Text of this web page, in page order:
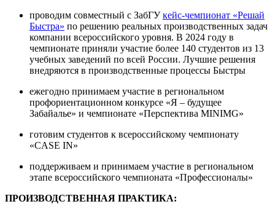
проводим совместный с ЗабГУкейс-чемпионат «Решай
Быстра» по решению реальных производственных задач
компании всероссийского уровня. В 2024 году в
чемпионате приняли участие более 140 студентов из 13
учебных заведений по всей России. Лучшие решения
внедряются в производственные процессы Быстры
ежегодно принимаем участие в региональном
профориентационном конкурсе «Я – будущее
Забайалье» и чемпионате «Перспектива MINIMG»
готовим студентов к всероссийскому чемпионату
«CASE IN»
поддерживаем и принимаем участие в региональном
этапе всероссийского чемпионата «Профессионалы»
ПРОИЗВОДСТВЕННАЯ ПРАКТИКА: